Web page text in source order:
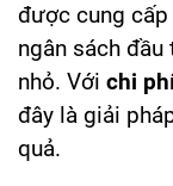
được cung cấp
ngân sách
nhỏ. Với chi
đây là giải
quả.